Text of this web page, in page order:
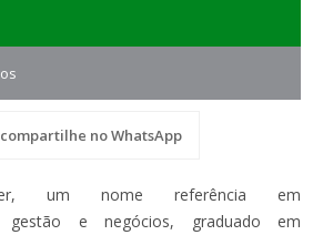
compartilhe no WhatsApp
um nome referência em
gestão e negócios, graduado em